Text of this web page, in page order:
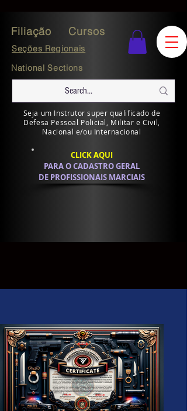
Filiação Cursos
Seções Regionais
National Sections
Seja um Instrutor super qualificado de
Defesa Pessoal Policial, Militar e Civil,
Nacional e/ou Internacional
CLICK AQUI
PARA O CADASTRO GERAL
DE PROFISSIONAIS MARCIAIS